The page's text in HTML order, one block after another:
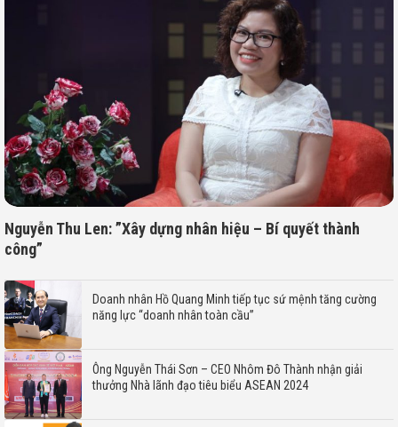
Nguyễn Thu Len: ”Xây dựng nhân hiệu – Bí quyết thành
công”
Doanh nhân Hồ Quang Minh tiếp tục sứ mệnh tăng cường
năng lực “doanh nhân toàn cầu”
Ông Nguyễn Thái Sơn – CEO Nhôm Đô Thành nhận giải
thưởng Nhà lãnh đạo tiêu biểu ASEAN 2024